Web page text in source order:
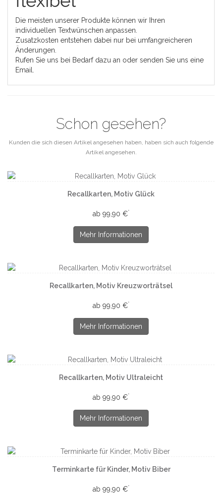
Die meisten unserer Produkte können wir Ihren
individuellen Textwünschen anpassen.
Zusatzkosten entstehen dabei nur bei umfangreicheren
Änderungen.
Rufen Sie uns bei Bedarf dazu an oder senden Sie uns eine
Email.
Schon gesehen?
Kunden die sich diesen Artikel angesehen haben, haben sich auch folgende
Artikel angesehen.
Recallkarten, Motiv Glück
ab 99,90 €*
Mehr Informationen
Recallkarten, Motiv Kreuzworträtsel
ab 99,90 €*
Mehr Informationen
Recallkarten, Motiv Ultraleicht
ab 99,90 €*
Mehr Informationen
Terminkarte für Kinder, Motiv Biber
ab 99,90 €*